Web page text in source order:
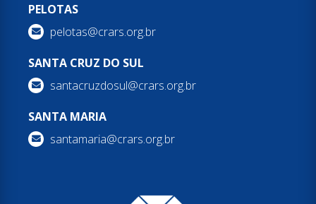
PELOTAS
pelotas@crars.org.br
SANTA CRUZ DO SUL
santacruzdosul@crars.org.br
SANTA MARIA
santamaria@crars.org.br